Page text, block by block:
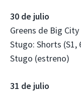
30 de julio
Greens de Big
Stugo: Shorts (S1,
Stugo (estreno)
31 de julio